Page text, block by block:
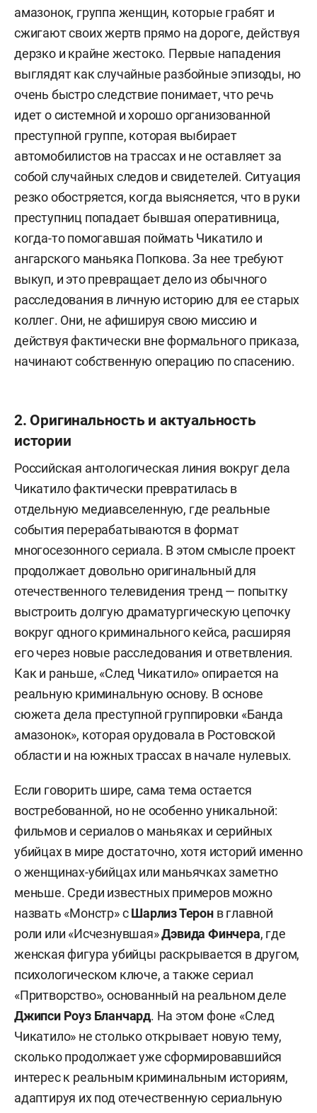
амазонок, группа женщин, которые грабят и
сжигают своих жертв прямо на дороге, действуя
дерзко и крайне жестоко. Первые нападения
выглядят как случайные разбойные эпизоды, но
очень быстро следствие понимает, что речь
идет о системной и хорошо организованной
преступной группе, которая выбирает
автомобилистов на трассах и не оставляет за
собой случайных следов и свидетелей. Ситуация
резко обостряется, когда выясняется, что в руки
преступниц попадает бывшая оперативница,
когда-то помогавшая поймать Чикатило и
ангарского маньяка Попкова. За нее требуют
выкуп, и это превращает дело из обычного
расследования в личную историю для ее старых
коллег. Они, не афишируя свою миссию и
действуя фактически вне формального приказа,
начинают собственную операцию по спасению.
2. Оригинальность и актуальность
истории
Российская антологическая линия вокруг дела
Чикатило фактически превратилась в
отдельную медиавселенную, где реальные
события перерабатываются в формат
многосезонного сериала. В этом смысле проект
продолжает довольно оригинальный для
отечественного телевидения тренд — попытку
выстроить долгую драматургическую цепочку
вокруг одного криминального кейса, расширяя
его через новые расследования и ответвления.
Как и раньше, «След Чикатило» опирается на
реальную криминальную основу. В основе
сюжета дела преступной группировки «Банда
амазонок», которая орудовала в Ростовской
области и на южных трассах в начале нулевых.
Если говорить шире, сама тема остается
востребованной, но не особенно уникальной:
фильмов и сериалов о маньяках и серийных
убийцах в мире достаточно, хотя историй именно
о женщинах-убийцах или маньячках заметно
меньше. Среди известных примеров можно
назвать «Монстр» сШарлиз Теронв главной
роли или «Исчезнувшая»Дэвида Финчера, где
женская фигура убийцы раскрывается в другом,
психологическом ключе, а также сериал
«Притворство», основанный на реальном деле
Джипси Роуз Бланчард. На этом фоне «След
Чикатило» не столько открывает новую тему,
сколько продолжает уже сформировавшийся
интерес к реальным криминальным историям,
адаптируя их под отечественную сериальную